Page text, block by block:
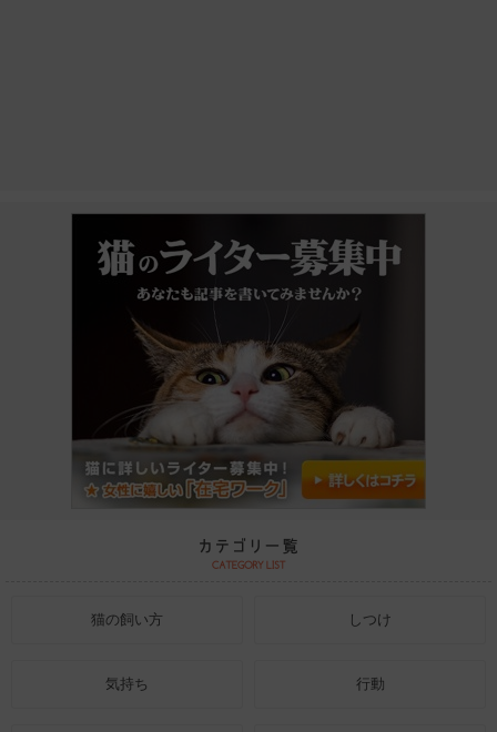
猫の飼い方 しつけ
気持ち 行動